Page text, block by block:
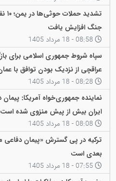
جنگ افزایش یافت
سپاه شروط جمهوری اسلامی برای
عراقچی از نزدیک بودن توافق با
نماینده جمهوری‌خواه آمریکا:
ایران بیش از پیش منزوی شده است
ترکیه در پی گسترش «پیمان دفاعی
بعدی است